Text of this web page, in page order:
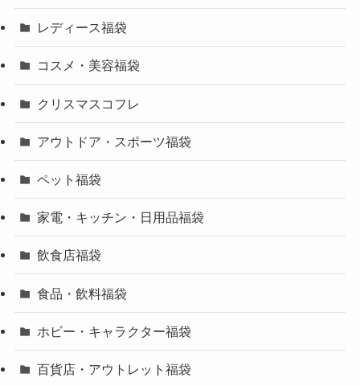
レディース福袋
コスメ・美容福袋
クリスマスコフレ
アウトドア・スポーツ福袋
ペット福袋
家電・キッチン・日用品福袋
飲食店福袋
食品・飲料福袋
ホビー・キャラクター福袋
百貨店・アウトレット福袋